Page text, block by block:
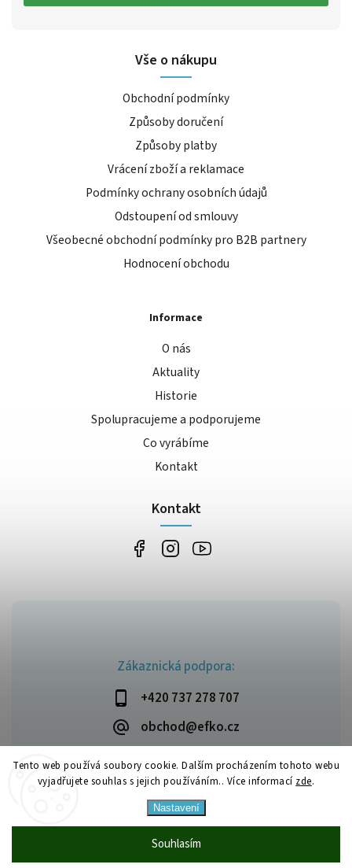
Tento web používá soubory cookie. Dalším procházením tohoto webu
vyjadřujete souhlas s jejich používáním.. Více informací zde.
Nastavení
Souhlasím
Zákaznická podpora:
+420 737 278 707
obchod@efko.cz
Vše o nákupu
Obchodní podmínky
Způsoby doručení
Způsoby platby
Vrácení zboží a reklamace
Podmínky ochrany osobních údajů
Odstoupení od smlouvy
Všeobecné obchodní podmínky pro B2B partnery
Hodnocení obchodu
Informace
O nás
Aktuality
Historie
Spolupracujeme a podporujeme
Co vyrábíme
Kontakt
Kontakt
Copyright 2026efko.cz. Všechna práva vyhrazena.
Upravit nastavení cookies
| Design Shoptak.cz